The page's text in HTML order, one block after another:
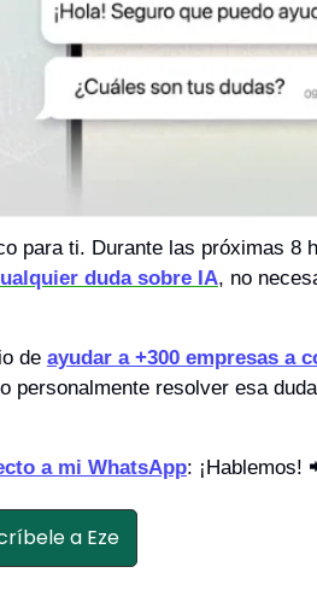
para ti. Durante las próximas 8
duda sobre IA, no
de ayudar a +300 empresas a
personalmente resolver esa
a mi WhatsApp: ¡Hablemos!
a Eze